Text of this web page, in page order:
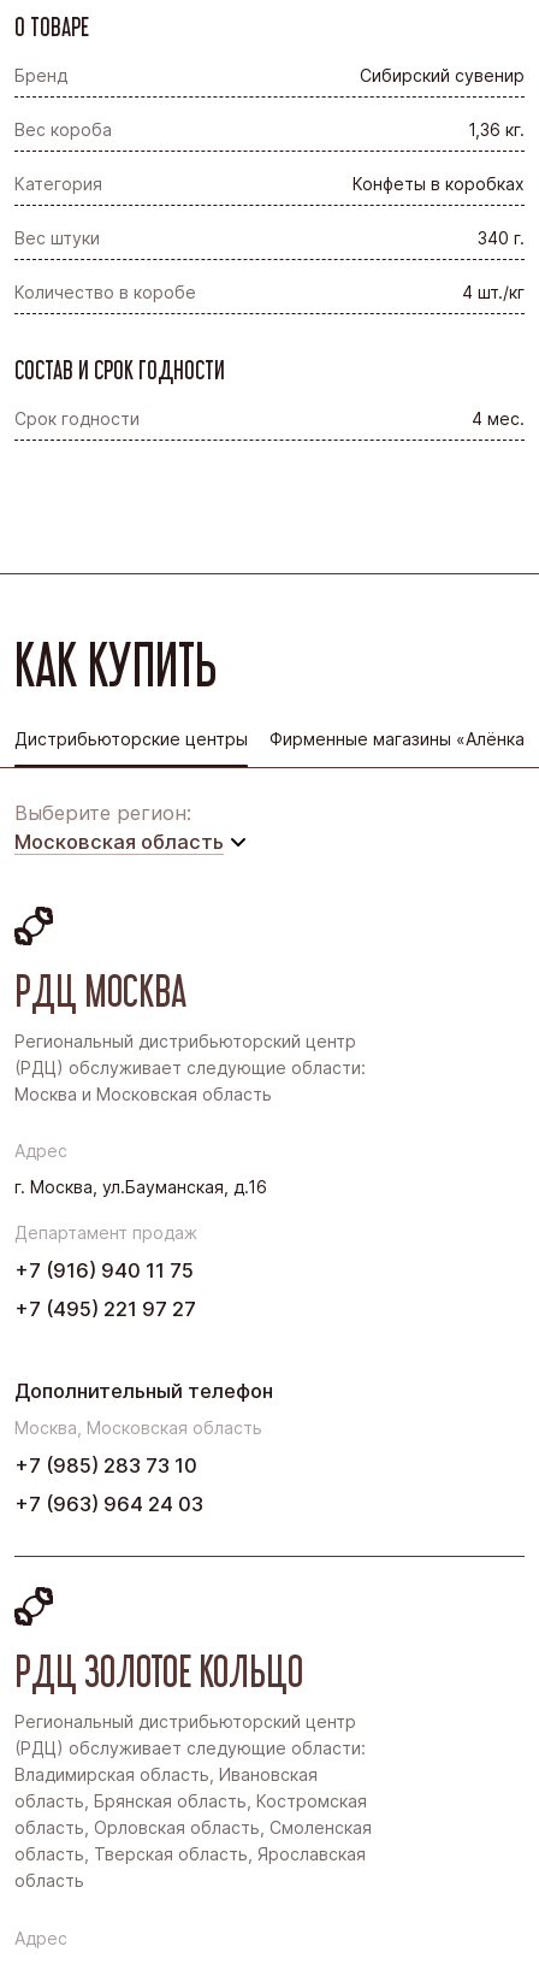
О ТОВАРЕ
Бренд Сибирский сувенир
Вес короба 1,36 кг.
Категория Конфеты в коробках
Вес штуки 340 г.
Количество в коробе 4 шт./кг
СОСТАВ И СРОК ГОДНОСТИ
Срок годности 4 мес.
КАК КУПИТЬ
Дистрибьюторские центры Фирменные магазины «Алёнка»
Выберите регион:
Московская область
Восточная Сибирь
Дальний Восток
Поволжье
Урал
РДЦ МОСКВА
Региональный дистрибьюторский центр
(РДЦ) обслуживает следующие области:
Москва и Московская область
Адрес
г. Москва, ул.Бауманская, д.16
Департамент продаж
+7 (916) 940 11 75
+7 (495) 221 97 27
Дополнительный телефон
Москва, Московская область
+7 (985) 283 73 10
+7 (963) 964 24 03
РДЦ ЗОЛОТОЕ КОЛЬЦО
Региональный дистрибьюторский центр
(РДЦ) обслуживает следующие области:
Владимирская область, Ивановская
область, Брянская область, Костромская
область, Орловская область, Смоленская
область, Тверская область, Ярославская
область
Адрес